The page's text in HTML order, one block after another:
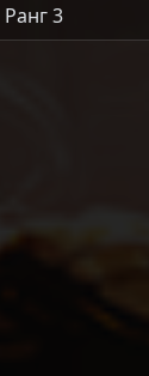
Ранг 3